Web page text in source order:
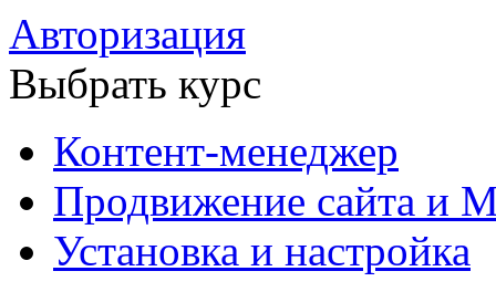
Авторизация
Выбрать курс
Контент-менеджер
Продвижение сайта и
Установка и настройка